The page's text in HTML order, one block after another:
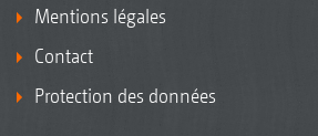
Mentions légales
Contact
Protection des données